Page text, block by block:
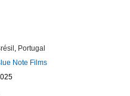
, Portugal
Note Films